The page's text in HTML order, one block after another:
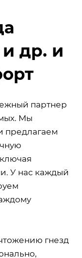
др. и
партнер
Мы
предлагаем
У нас каждый
гнезд